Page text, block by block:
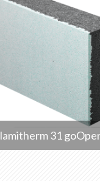
lamitherm 31